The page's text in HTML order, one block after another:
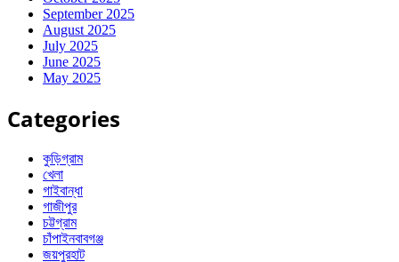
September 2025
August 2025
July 2025
June 2025
May 2025
Categories
কুড়িগ্রাম
খেলা
গাইবান্ধা
গাজীপুর
চট্টগ্রাম
চাঁপাইনবাবগঞ্জ
জয়পুরহাট